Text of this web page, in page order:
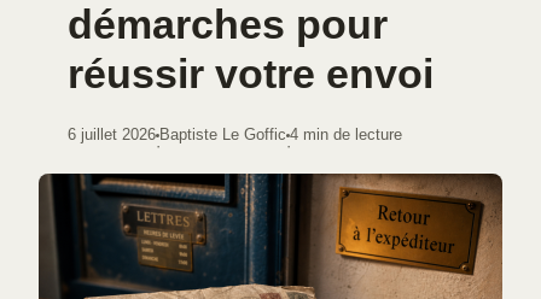
démarches pour
réussir votre envoi
6 juillet 2026
·
Baptiste Le Goffic
·
4 min de lecture